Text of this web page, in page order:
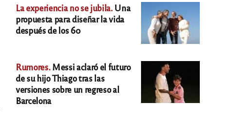
La experiencia no se jubila.Una
propuesta para diseñar la vida
después de los 60
Rumores.Messi aclaró el futuro
de su hijo Thiago tras las
versiones sobre un regreso al
Barcelona